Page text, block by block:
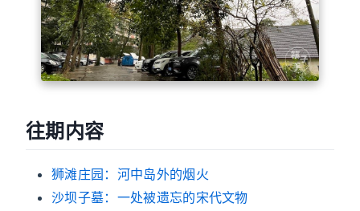
往期内容
狮滩庄园：河中岛外的烟火
沙坝子墓：一处被遗忘的宋代文物